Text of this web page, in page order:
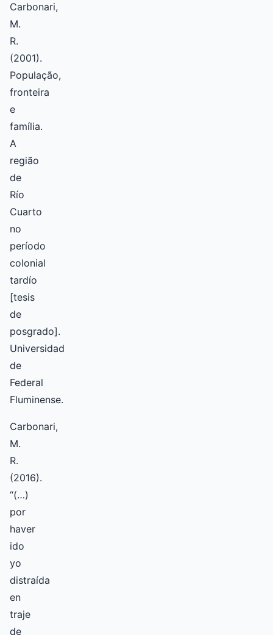
Carbonari,
M.
R.
(2001).
População,
fronteira
e
família.
A
região
de
Río
Cuarto
no
período
colonial
tardío
[tesis
de
posgrado].
Universidad
de
Federal
Fluminense.
Carbonari,
M.
R.
(2016).
“(…)
por
haver
ido
yo
distraída
en
traje
de